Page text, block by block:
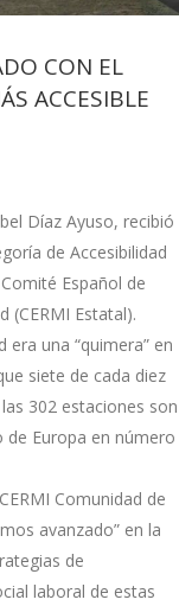
CON EL
ACCESIBLE
Díaz Ayuso, recibió
de Accesibilidad
Español de
(CERMI Estatal).
una “quimera” en
siete de cada diez
302 estaciones son
de Europa en número
Comunidad de
avanzado” en la
de
laboral de estas